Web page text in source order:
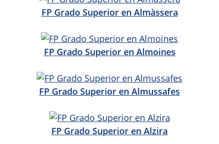
FP Grado Superior en Almàssera
FP Grado Superior en Almoines
FP Grado Superior en Almussafes
FP Grado Superior en Alzira